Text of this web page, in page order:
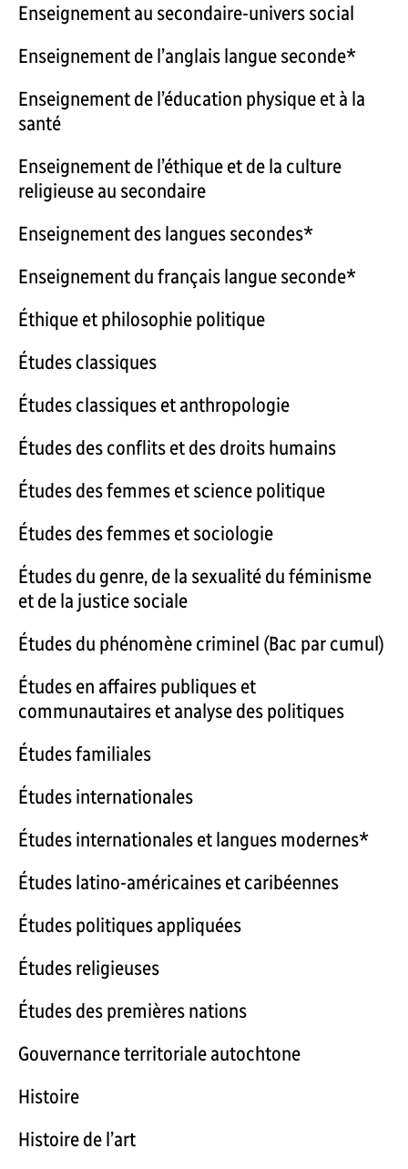
Enseignement au secondaire-univers social
Enseignement de l’anglais langue seconde*
Enseignement de l’éducation physique et à la
santé
Enseignement de l’éthique et de la culture
religieuse au secondaire
Enseignement des langues secondes*
Enseignement du français langue seconde*
Éthique et philosophie politique
Études classiques
Études classiques et anthropologie
Études des conflits et des droits humains
Études des femmes et science politique
Études des femmes et sociologie
Études du genre, de la sexualité du féminisme
et de la justice sociale
Études du phénomène criminel (Bac par cumul)
Études en affaires publiques et
communautaires et analyse des politiques
Études familiales
Études internationales
Études internationales et langues modernes*
Études latino-américaines et caribéennes
Études politiques appliquées
Études religieuses
Études des premières nations
Gouvernance territoriale autochtone
Histoire
Histoire de l’art